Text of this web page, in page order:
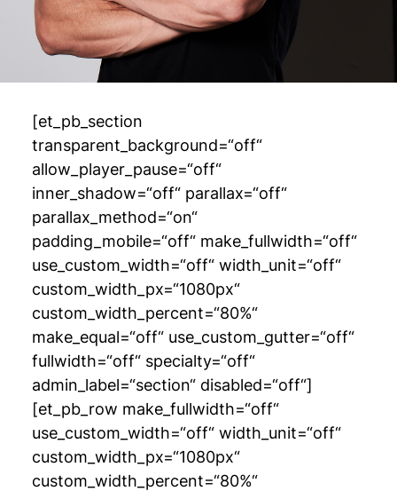
[et_pb_section
transparent_background=“off“
allow_player_pause=“off“
inner_shadow=“off“ parallax=“off“
parallax_method=“on“
padding_mobile=“off“ make_fullwidth=“off“
use_custom_width=“off“ width_unit=“off“
custom_width_px=“1080px“
custom_width_percent=“80%“
make_equal=“off“ use_custom_gutter=“off“
fullwidth=“off“ specialty=“off“
admin_label=“section“ disabled=“off“]
[et_pb_row make_fullwidth=“off“
use_custom_width=“off“ width_unit=“off“
custom_width_px=“1080px“
custom_width_percent=“80%“